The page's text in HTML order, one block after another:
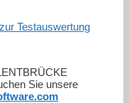
Sie unsere